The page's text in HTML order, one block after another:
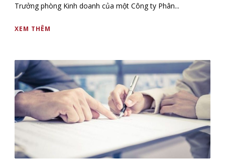
Trưởng phòng Kinh doanh của một Công ty Phân...
XEM THÊM